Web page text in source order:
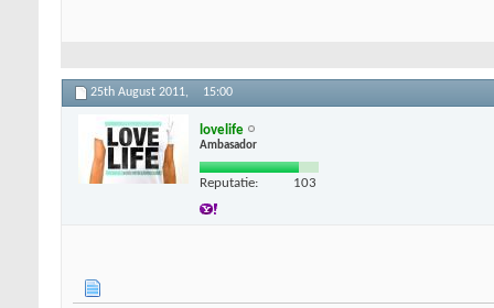
25th August 2011, 15:00
lovelife
Ambasador
Reputatie: 103